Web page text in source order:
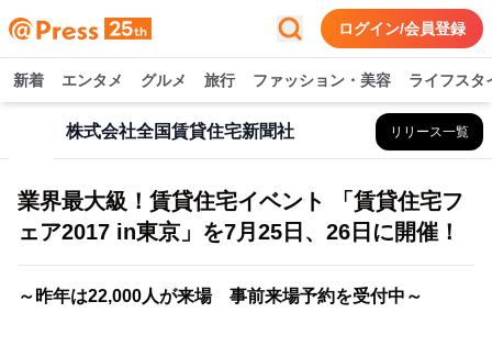
ログイン/会員登録
新着 エンタメ グルメ 旅行 ファッション・美容 ライフスタ
株式会社全国賃貸住宅新聞社 リリース一覧
業界最大級！賃貸住宅イベント 「賃貸住宅フ
ェア2017 in東京」を7月25日、26日に開催！
～昨年は22,000人が来場 事前来場予約を受付中～